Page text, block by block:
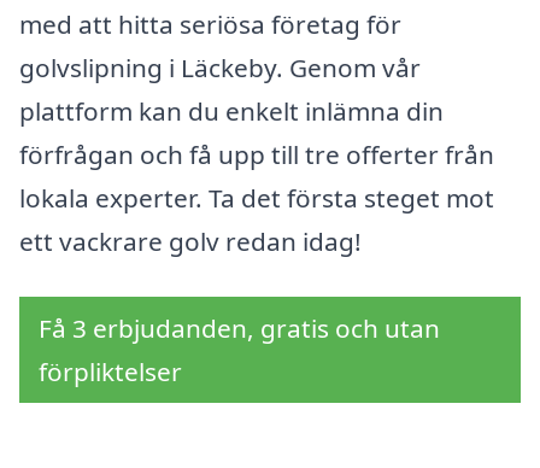
med att hitta seriösa företag för
golvslipning i Läckeby. Genom vår
plattform kan du enkelt inlämna din
förfrågan och få upp till tre offerter från
lokala experter. Ta det första steget mot
ett vackrare golv redan idag!
Få 3 erbjudanden, gratis och utan
förpliktelser